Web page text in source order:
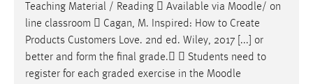
Teaching Material / Reading  Available via Moodle/ on
line classroom  Cagan, M. Inspired: How to Create
Products Customers Love. 2nd ed. Wiley, 2017 [...] or
better and form the final grade.  Students need to
register for each graded exercise in the Moodle